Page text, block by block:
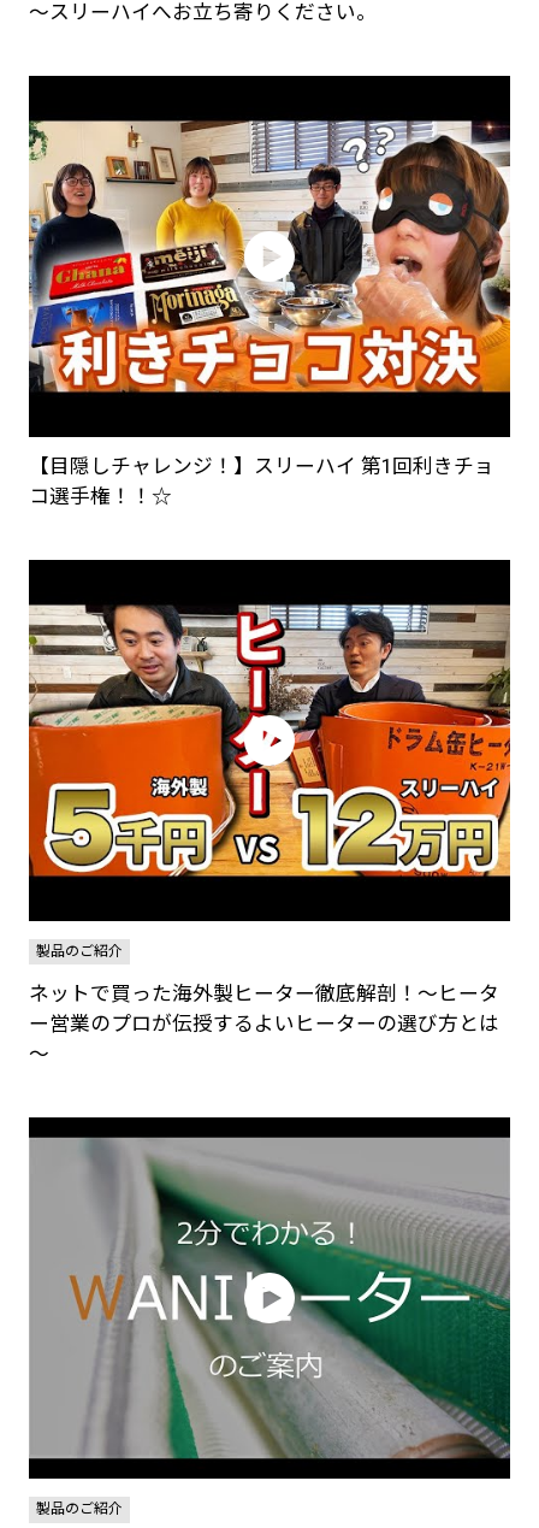
～スリーハイへお立ち寄りください。
【目隠しチャレンジ！】スリーハイ 第1回利きチョ
コ選手権！！☆
製品のご紹介
ネットで買った海外製ヒーター徹底解剖！～ヒータ
ー営業のプロが伝授するよいヒーターの選び方とは
～
製品のご紹介